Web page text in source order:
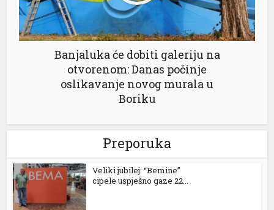
Banjaluka će dobiti galeriju na
otvorenom: Danas počinje
oslikavanje novog murala u
Boriku
Preporuka
Veliki jubilej: “Bemine”
cipele uspješno gaze 22...